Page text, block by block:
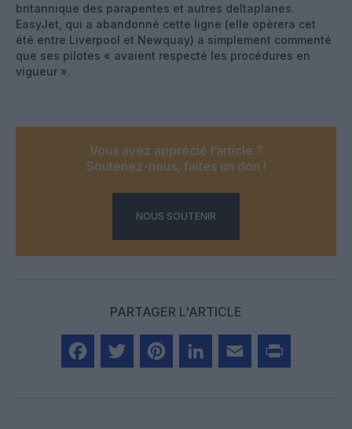
britannique des parapentes et autres deltaplanes.
EasyJet, qui a abandonné cette ligne (elle opèrera cet
été entre Liverpool et Newquay) a simplement commenté
que ses pilotes « avaient respecté les procédures en
vigueur ».
Vous avez apprécié l’article ?
Soutenez-nous, faites un don !
NOUS SOUTENIR
PARTAGER L'ARTICLE